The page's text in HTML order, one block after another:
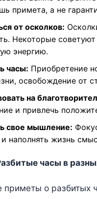
примета, а не
от осколков:
Некоторые
энергию.
часы: Приобретение
освобождение от
на
и привлечь
свое мышление:
наполнять жизнь
часы в
приметы о разбитых